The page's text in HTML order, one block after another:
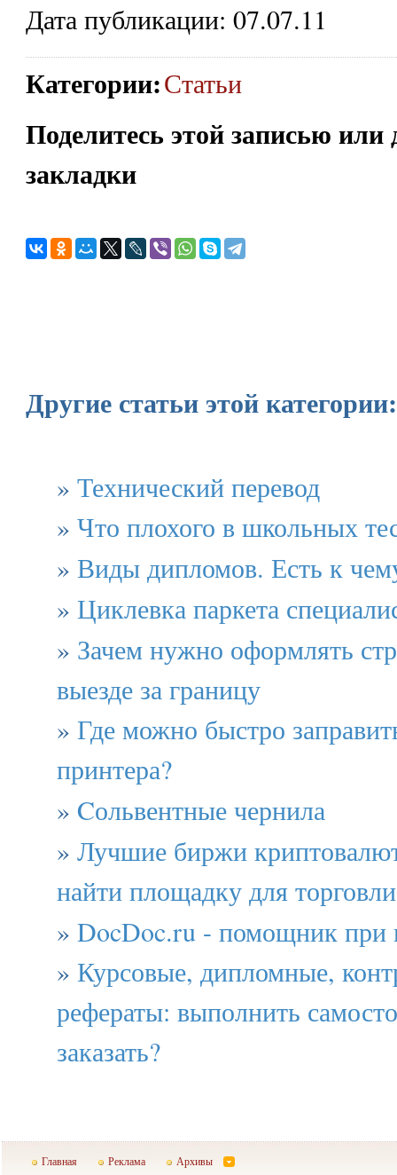
Дата публикации: 07.07.11
Категории:Статьи
Поделитесь этой записью или
закладки
Другие статьи этой категории:
» Технический перевод
» Что плохого в школьных
» Виды дипломов. Есть к
» Циклевка паркета
» Зачем нужно оформлять
выезде за границу
» Где можно быстро
принтера?
» Cольвентные чернила
» Лучшие биржи
найти площадку для торговли
» DocDoc.ru - помощник при
» Курсовые, дипломные,
рефераты: выполнить
заказать?
Главная Реклама Архивы